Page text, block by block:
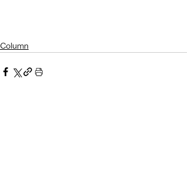
Column